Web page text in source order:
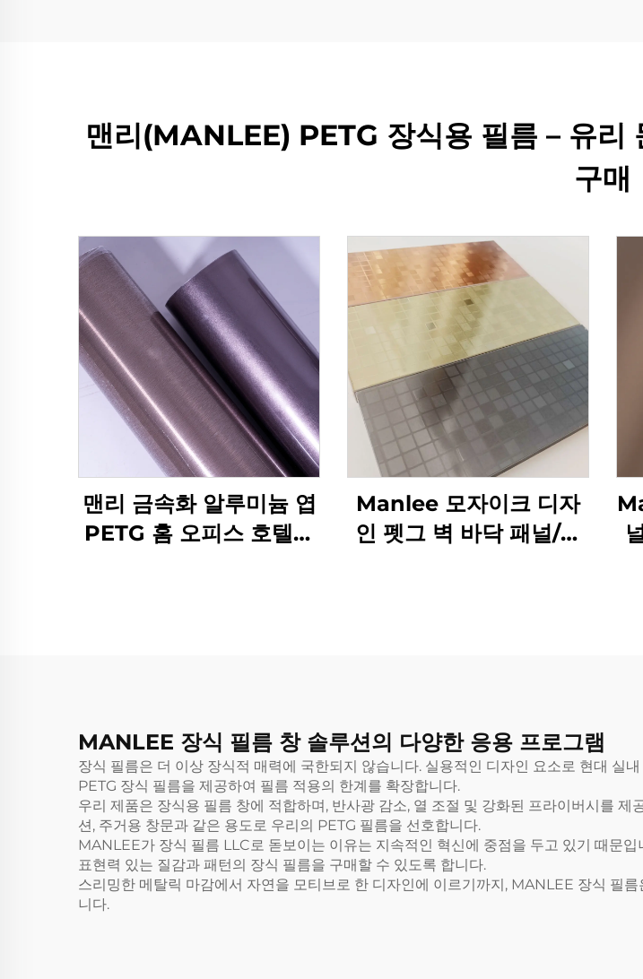
맨리(MANLEE) PETG 장식용 필름 – 유리
구매
맨리 금속화 알루미늄 엽
PETG 홈 오피스 호텔용
Manlee 모자이크 디자
인 펫그 벽 바닥 패널/판
MANLEE 장식 필름 창 솔루션의 다양한 응용 프로그램
장식 필름은 더 이상 장식적 매력에 국한되지 않습니다. 실용적인 디자인 요소로 현대 실
PETG 장식 필름을 제공하여 필름 적용의 한계를 확장합니다.
우리 제품은 장식용 필름 창에 적합하며, 반사광 감소, 열 조절 및 강화된 프라이버시를
션, 주거용 창문과 같은 용도로 우리의 PETG 필름을 선호합니다.
MANLEE가 장식 필름 LLC로 돋보이는 이유는 지속적인 혁신에 중점을 두고 있기 때문
표현력 있는 질감과 패턴의 장식 필름을 구매할 수 있도록 합니다.
스리밍한 메탈릭 마감에서 자연을 모티브로 한 디자인에 이르기까지, MANLEE 장식 필
니다.